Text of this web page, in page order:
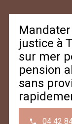
justice à
sur mer
pension
sans
04 42